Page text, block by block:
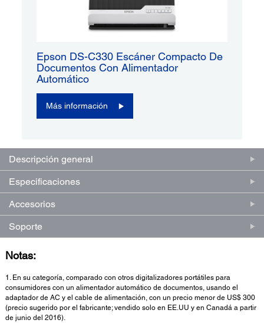
Epson DS-C330 Escáner Compacto De
Documentos Con Alimentador
Automático
Más información
Descripción general
Especificaciones
Accesorios
Soporte
Notas:
1. En su categoría, comparado con otros digitalizadores portátiles para
consumidores con un alimentador automático de documentos, usando el
adaptador de AC y el cable de alimentación, con un precio menor de US$ 300
(precio sugerido por el fabricante; vendido solo en EE.UU y en Canadá a partir
de junio del 2016).